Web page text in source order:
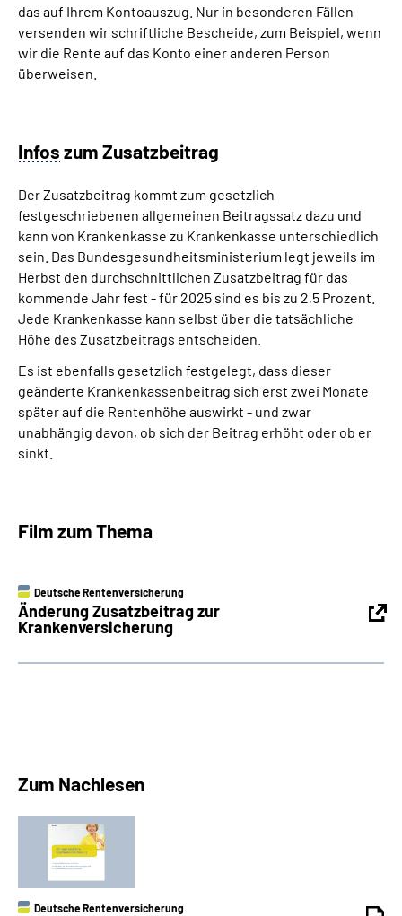
das auf Ihrem Kontoauszug. Nur in besonderen Fällen
versenden wir schriftliche Bescheide, zum Beispiel, wenn
wir die Rente auf das Konto einer anderen Person
überweisen.
Infos zum Zusatzbeitrag
Der Zusatzbeitrag kommt zum gesetzlich
festgeschriebenen allgemeinen Beitragssatz dazu und
kann von Krankenkasse zu Krankenkasse unterschiedlich
sein. Das Bundesgesundheitsministerium legt jeweils im
Herbst den durchschnittlichen Zusatzbeitrag für das
kommende Jahr fest - für 2025 sind es bis zu 2,5 Prozent.
Jede Krankenkasse kann selbst über die tatsächliche
Höhe des Zusatzbeitrags entscheiden.
Es ist ebenfalls gesetzlich festgelegt, dass dieser
geänderte Krankenkassenbeitrag sich erst zwei Monate
später auf die Rentenhöhe auswirkt - und zwar
unabhängig davon, ob sich der Beitrag erhöht oder ob er
sinkt.
Film zum Thema
Deutsche Rentenversicherung
Änderung Zusatzbeitrag zur
Krankenversicherung
Zum Nachlesen
Deutsche Rentenversicherung